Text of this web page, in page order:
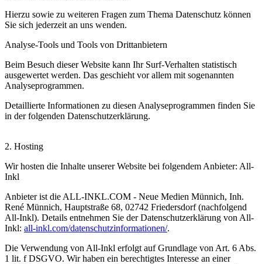
Hierzu sowie zu weiteren Fragen zum Thema Datenschutz können
Sie sich jederzeit an uns wenden.
Analyse-Tools und Tools von Drittanbietern
Beim Besuch dieser Website kann Ihr Surf-Verhalten statistisch
ausgewertet werden. Das geschieht vor allem mit sogenannten
Analyseprogrammen.
Detaillierte Informationen zu diesen Analyseprogrammen finden Sie
in der folgenden Datenschutzerklärung.
2. Hosting
Wir hosten die Inhalte unserer Website bei folgendem Anbieter: All-
Inkl
Anbieter ist die ALL-INKL.COM - Neue Medien Münnich, Inh.
René Münnich, Hauptstraße 68, 02742 Friedersdorf (nachfolgend
All-Inkl). Details entnehmen Sie der Datenschutzerklärung von All-
Inkl: all-inkl.com/datenschutzinformationen/.
Die Verwendung von All-Inkl erfolgt auf Grundlage von Art. 6 Abs.
1 lit. f DSGVO. Wir haben ein berechtigtes Interesse an einer